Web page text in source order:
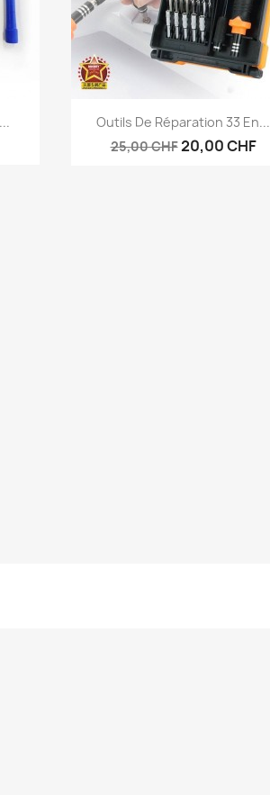
Aperçu rapide
Outils De Réparation 33 En...
25,00 CHF20,00 CHF